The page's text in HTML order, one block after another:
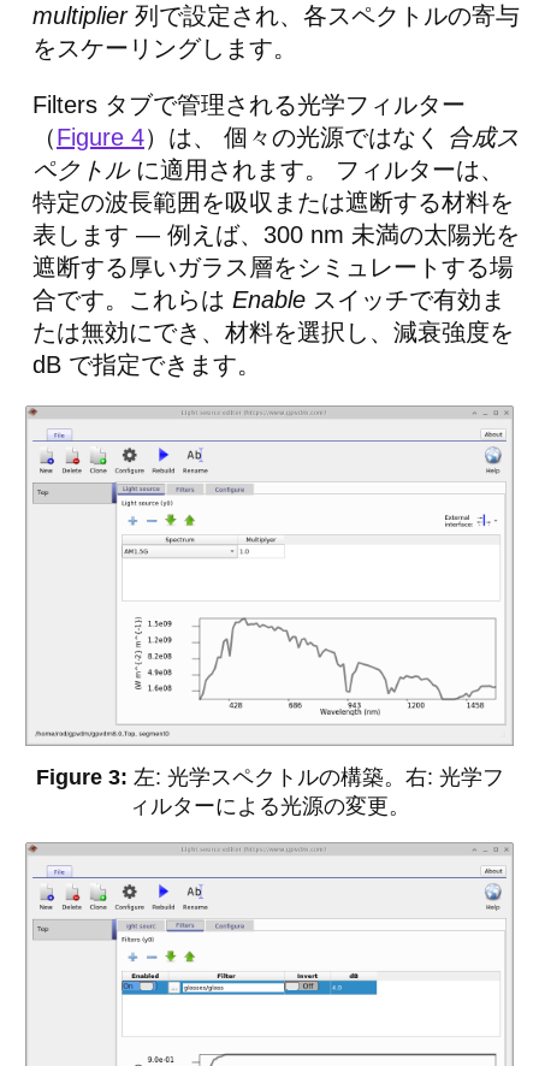
multiplier列で設定され、各スペクトルの寄与
をスケーリングします。
Filters タブで管理される光学フィルター
（Figure 4）は、 個々の光源ではなく 合成ス
ペクトルに適用されます。 フィルターは、
特定の波長範囲を吸収または遮断する材料を
表します — 例えば、300 nm 未満の太陽光を
遮断する厚いガラス層をシミュレートする場
合です。これらは Enable スイッチで有効ま
たは無効にでき、材料を選択し、減衰強度を
dB で指定できます。
左: 光学スペクトルの構築。右: 光学フ
ィルターによる光源の変更。